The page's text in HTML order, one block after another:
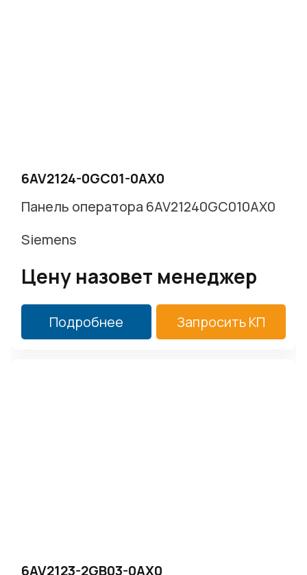
6AV2124-0GC01-0AX0
Панель оператора 6AV21240GC010AX0
Siemens
Цену назовет менеджер
Подробнее Запросить КП
6AV2123-2GB03-0AX0